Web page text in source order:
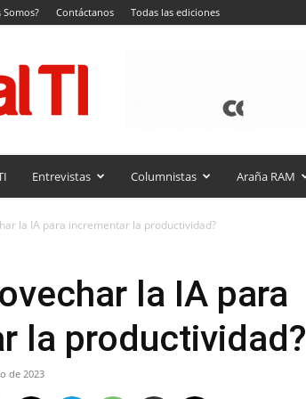
Somos? Contáctanos Todas las ediciones
Entrevistas Columnistas Araña RAM
la IA para incrementar la productividad?
la IA para
la productividad?
de 2023